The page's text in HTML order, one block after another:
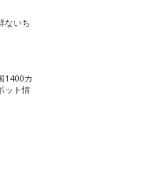
ないち
1400カ
ット情